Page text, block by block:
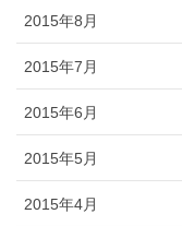
2015年8月
2015年7月
2015年6月
2015年5月
2015年4月